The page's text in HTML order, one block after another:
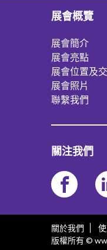
展會概覽
展會簡介
展會亮點
展會位置及
展會照片
聯繫我們
關注我們
關於我們
版權所有 ©